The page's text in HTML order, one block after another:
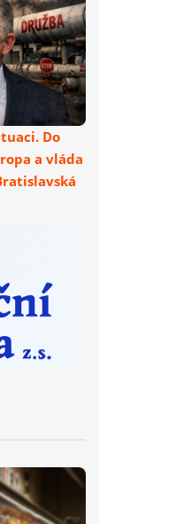
Do
a vláda